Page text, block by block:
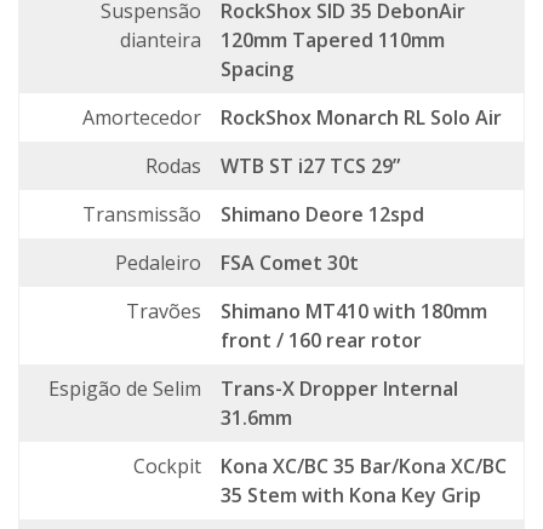
Suspensão
dianteira
RockShox SID 35 DebonAir
120mm Tapered 110mm
Spacing
Amortecedor
RockShox Monarch RL Solo Air
Rodas
WTB ST i27 TCS 29”
Transmissão
Shimano Deore 12spd
Pedaleiro
FSA Comet 30t
Travões
Shimano MT410 with 180mm
front / 160 rear rotor
Espigão de Selim
Trans-X Dropper Internal
31.6mm
Cockpit
Kona XC/BC 35 Bar/Kona XC/BC
35 Stem with Kona Key Grip